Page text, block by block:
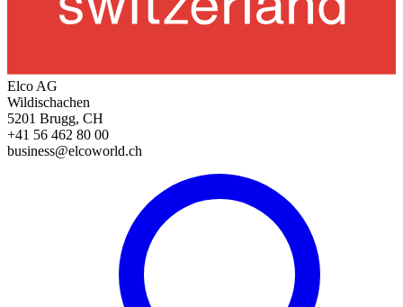
Elco AG
Wildischachen
5201 Brugg, CH
+41 56 462 80 00
business@elcoworld.ch